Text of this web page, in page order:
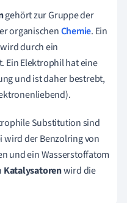
gehört zur Gruppe der
organischenChemie. Ein
durch ein
Ein Elektrophil hat eine
und ist daher bestrebt,
Substitution sind
wird der Benzolring von
und ein Wasserstoffatom
Katalysatorenwird die